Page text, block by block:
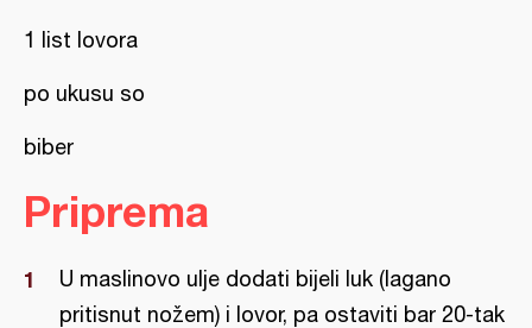
1 list lovora
po ukusu so
biber
Priprema
U maslinovo ulje dodati bijeli luk (lagano
pritisnut nožem) i lovor, pa ostaviti bar 20-tak